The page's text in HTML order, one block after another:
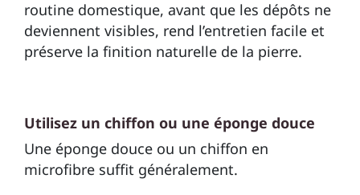
routine domestique, avant que les dépôts ne
deviennent visibles, rend l’entretien facile et
préserve la finition naturelle de la pierre.
Utilisez un chiffon ou une éponge douce
Une éponge douce ou un chiffon en
microfibre suffit généralement.